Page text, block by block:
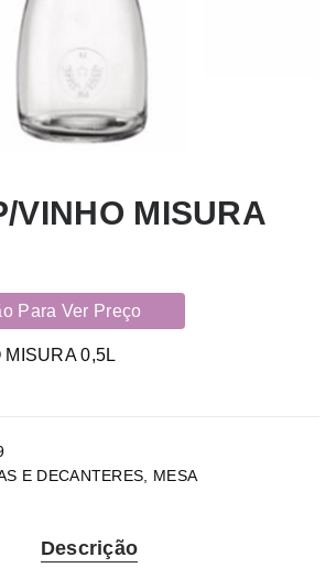
VINHO MISURA
Para Ver Preço
0,5L
E DECANTERES MESA
Descrição